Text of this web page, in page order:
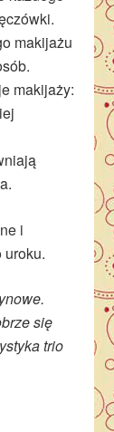
makijażu
makijaży:
i
uroku.
się
trio